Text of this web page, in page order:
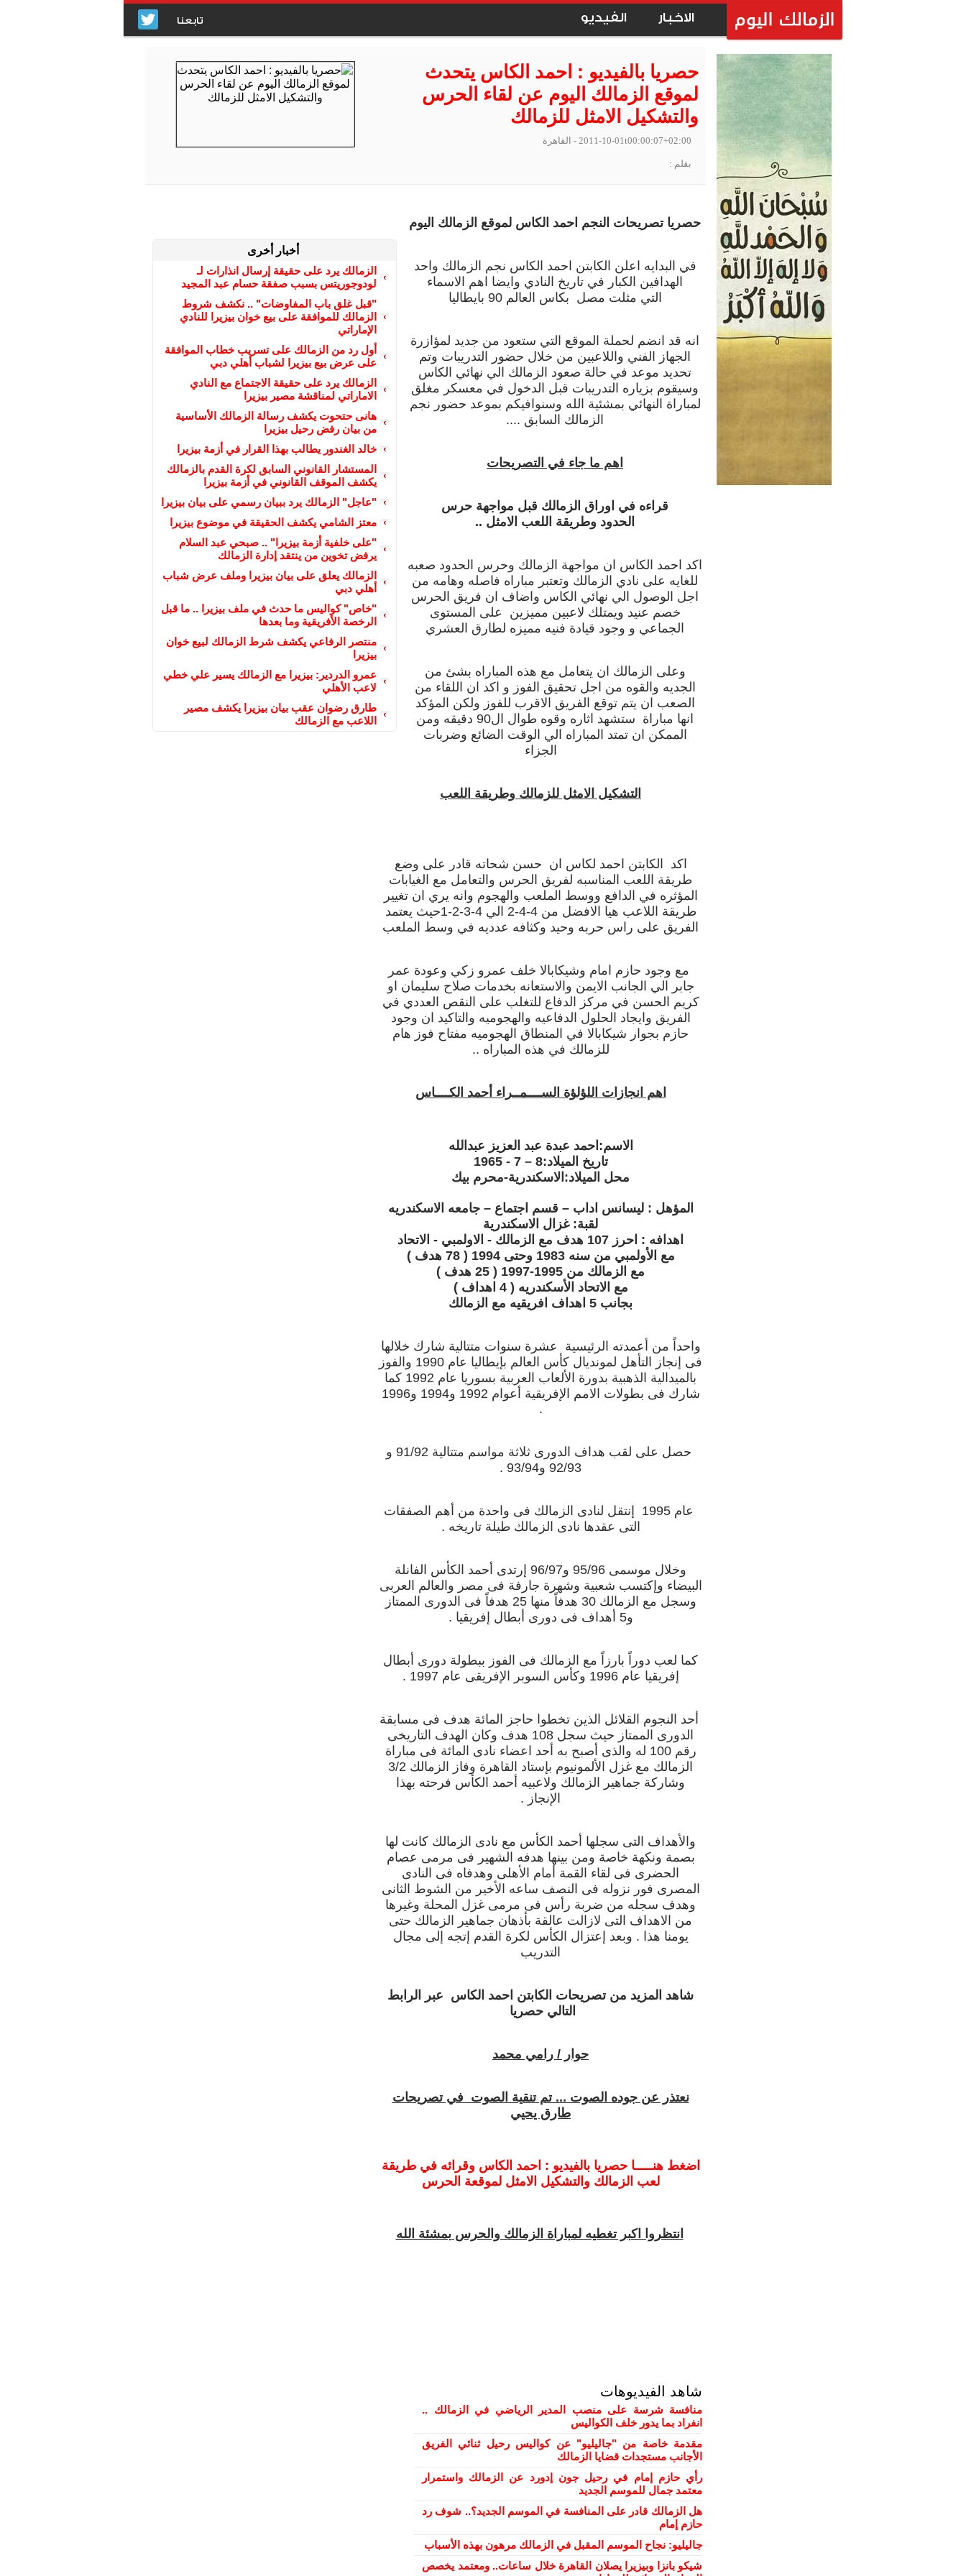
الاخبار الفيديو تابعنا
حصريا بالفيديو : احمد الكاس يتحدث
لموقع الزمالك اليوم عن لقاء الحرس
والتشكيل الامثل للزمالك
2011-10-01t00:00:07+02:00 - القاهرة
بقلم :
أخبار أخرى
الزمالك يرد على حقيقة إرسال انذارات لـ
لودوجوريتس بسبب صفقة حسام عبد المجيد
"قبل غلق باب المفاوضات" .. نكشف شروط
الزمالك للموافقة على بيع خوان بيزيرا للنادي
الإماراتي
أول رد من الزمالك على تسريب خطاب الموافقة
على عرض بيع بيزيرا لشباب أهلي دبي
الزمالك يرد على حقيقة الاجتماع مع النادي
الاماراتي لمناقشة مصير بيزيرا
هانى حتحوت يكشف رسالة الزمالك الأساسية
من بيان رفض رحيل بيزيرا
خالد الغندور يطالب بهذا القرار في أزمة بيزيرا
المستشار القانوني السابق لكرة القدم بالزمالك
يكشف الموقف القانوني في أزمة بيزيرا
"عاجل" الزمالك يرد ببيان رسمي على بيان بيزيرا
معتز الشامي يكشف الحقيقة في موضوع بيزيرا
"على خلفية أزمة بيزيرا" .. صبحي عبد السلام
يرفض تخوين من ينتقد إدارة الزمالك
الزمالك يعلق على بيان بيزيرا وملف عرض شباب
أهلي دبي
"خاص" كواليس ما حدث في ملف بيزيرا .. ما قبل
الرخصة الأفريقية وما بعدها
منتصر الرفاعي يكشف شرط الزمالك لبيع خوان
بيزيرا
عمرو الدردير: بيزيرا مع الزمالك يسير علي خطي
لاعب الأهلي
طارق رضوان عقب بيان بيزيرا يكشف مصير
اللاعب مع الزمالك
حصريا تصريحات النجم احمد الكاس لموقع الزمالك اليوم
في البدايه اعلن الكابتن احمد الكاس نجم الزمالك واحد
الهدافين الكبار في تاريخ النادي وايضا اهم الاسماء
التي مثلت مصل بكاس العالم 90 بايطاليا
انه قد انضم لحملة الموقع التي ستعود من جديد لمؤازرة
الجهاز الفني واللاعبين من خلال حضور التدريبات وتم
تحديد موعد في حالة صعود الزمالك الي نهائي الكاس
وسيقوم بزياره التدريبات قبل الدخول في معسكر مغلق
لمباراة النهائي بمشئية الله وسنوافيكم بموعد حضور نجم
الزمالك السابق ....
اهم ما جاء في التصريحات
قراءه في اوراق الزمالك قبل مواجهة حرس
الحدود وطريقة اللعب الامثل ..
اكد احمد الكاس ان مواجهة الزمالك وحرس الحدود صعبه
للغايه على نادي الزمالك وتعتبر مباراه فاصله وهامه من
اجل الوصول الي نهائي الكاس واضاف ان فريق الحرس
خصم عنيد ويمتلك لاعبين مميزين
على المستوى
الجماعي و وجود قيادة فنيه مميزه لطارق العشري
وعلى الزمالك ان يتعامل مع هذه المباراه بشئ من
الجديه والقوه من اجل تحقيق الفوز و اكد ان اللقاء من
الصعب ان يتم توقع الفريق الاقرب للفوز ولكن المؤكد
انها مباراة ستشهد اثاره وقوه طوال ال90 دقيقه ومن
الممكن ان تمتد المباراه الي الوقت الضائع وضربات
الجزاء
التشكيل الامثل للزمالك وطريقة اللعب
اكد الكابتن احمد لكاس ان حسن شحاته قادر على وضع
طريقة اللعب المناسبه لفريق الحرس والتعامل مع الغيابات
المؤثره في الدافع ووسط الملعب والهجوم وانه يري ان تغيير
طريقة اللاعب هيا الافضل من 4-4-2 الي
4-3-2-1
حيث يعتمد
الفريق على راس حربه وحيد وكثافه عدديه في وسط الملعب
مع وجود حازم امام وشيكابالا خلف عمرو زكي وعودة عمر
جابر الي الجانب الايمن والاستعانه بخدمات صلاح سليمان او
كريم الحسن في مركز الدفاع للتغلب على النقص العددي في
الفريق وايجاد الحلول الدفاعيه والهجوميه والتاكيد ان وجود
حازم بجوار شيكابالا في المنطاق الهجوميه مفتاح فوز هام
للزمالك في هذه المباراه ..
اهم انجازات اللؤلؤة الســــمــراء أحمد الكــــاس
الاسم:احمد عبدة عبد العزيز عبدالله
تاريخ الميلاد:8 – 7 - 1965
محل الميلاد:الاسكندرية-محرم بيك
المؤهل : ليسانس اداب – قسم اجتماع – جامعه الاسكندريه
لقبة: غزال الاسكندرية
اهدافه : احرز 107 هدف مع الزمالك - الاولمبي - الاتحاد
مع الأولمبي من سنه 1983 وحتى 1994 ( 78 هدف )
مع الزمالك من 1995-1997 ( 25 هدف )
مع الاتحاد الأسكندريه ( 4 اهداف )
بجانب 5 اهداف افريقيه مع الزمالك
واحداً من أعمدته الرئيسية عشرة سنوات متتالية شارك خلالها
فى إنجاز التأهل لمونديال كأس العالم بإيطاليا عام 1990 والفوز
بالميدالية الذهبية بدورة الألعاب العربية بسوريا عام 1992 كما
شارك فى بطولات الامم الإفريقية أعوام 1992 و1994 و1996
.
حصل على لقب هداف الدورى ثلاثة مواسم متتالية 91/92 و
92/93 و93/94 .
عام 1995 إنتقل لنادى الزمالك فى واحدة من أهم الصفقات
التى عقدها نادى الزمالك طيلة تاريخه .
وخلال موسمى 95/96 و96/97 إرتدى أحمد الكأس الفانلة
البيضاء وإكتسب شعبية وشهرة جارفة فى مصر والعالم العربى
وسجل مع الزمالك 30 هدفاً منها 25 هدفاً فى الدورى الممتاز
و5 أهداف فى دورى أبطال إفريقيا .
كما لعب دوراً بارزاً مع الزمالك فى الفوز ببطولة دورى أبطال
إفريقيا عام 1996 وكأس السوبر الإفريقى عام 1997 .
أحد النجوم القلائل الذين تخطوا حاجز المائة هدف فى مسابقة
الدورى الممتاز حيث سجل 108 هدف وكان الهدف التاريخى
رقم 100 له والذى أصبح به أحد اعضاء نادى المائة فى مباراة
الزمالك مع غزل الألمونيوم بإستاد القاهرة وفاز الزمالك 3/2
وشاركة جماهير الزمالك ولاعبيه أحمد الكأس فرحته بهذا
الإنجاز .
والأهداف التى سجلها أحمد الكأس مع نادى الزمالك كانت لها
بصمة ونكهة خاصة ومن بينها هدفه الشهير فى مرمى عصام
الحضرى فى لقاء القمة أمام الأهلى وهدفاه فى النادى
المصرى فور نزوله فى النصف ساعه الأخير من الشوط الثانى
وهدف سجله من ضربة رأس فى مرمى غزل المحلة وغيرها
من الاهداف التى لازالت عالقة بأذهان جماهير الزمالك حتى
يومنا هذا . وبعد إعتزال الكأس لكرة القدم إتجه إلى مجال
التدريب
شاهد المزيد من تصريحات الكابتن احمد الكاس عبر الرابط
التالي حصريا
حوار / رامي محمد
نعتذر عن جوده الصوت ... تم تنقية الصوت في تصريحات
طارق يحيي
اضغط هنـــــا حصريا بالفيديو : احمد الكاس وقرائه في طريقة
لعب الزمالك والتشكيل الامثل لموقعة الحرس
انتظروا اكبر تغطيه لمباراة الزمالك والحرس بمشئة الله
شاهد الفيديوهات
منافسة شرسة على منصب المدير الرياضي في الزمالك ..
انفراد بما يدور خلف الكواليس
مقدمة خاصة من "جاليليو" عن كواليس رحيل ثنائي الفريق
الأجانب مستجدات قضايا الزمالك
رأي حازم إمام في رحيل جون إدورد عن الزمالك واستمرار
معتمد جمال للموسم الجديد
هل الزمالك قادر على المنافسة في الموسم الجديد؟.. شوف رد
حازم إمام
جاليليو: نجاح الموسم المقبل في الزمالك مرهون بهذه الأسباب
شيكو بانزا وبيزيرا يصلان القاهرة خلال ساعات.. ومعتمد يخصص